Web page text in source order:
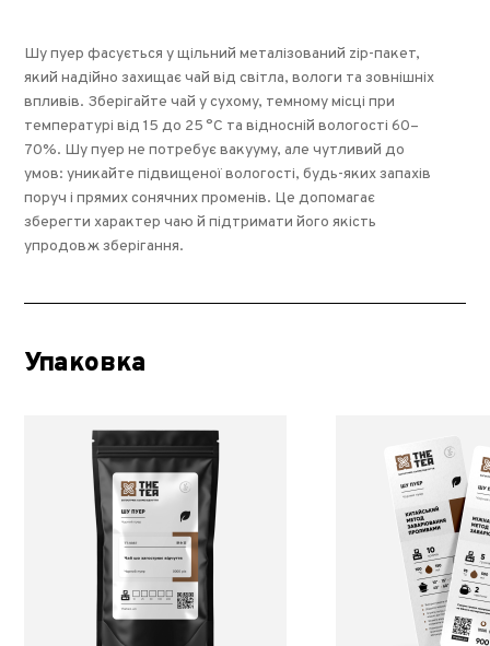
Шу пуер фасується у щільний металізований zip-пакет,
який надійно захищає чай від світла, вологи та зовнішніх
впливів. Зберігайте чай у сухому, темному місці при
температурі від 15 до 25 °C та відносній вологості 60–
70%. Шу пуер не потребує вакууму, але чутливий до
умов: уникайте підвищеної вологості, будь-яких запахів
поруч і прямих сонячних променів. Це допомагає
зберегти характер чаю й підтримати його якість
упродовж зберігання.
Упаковка